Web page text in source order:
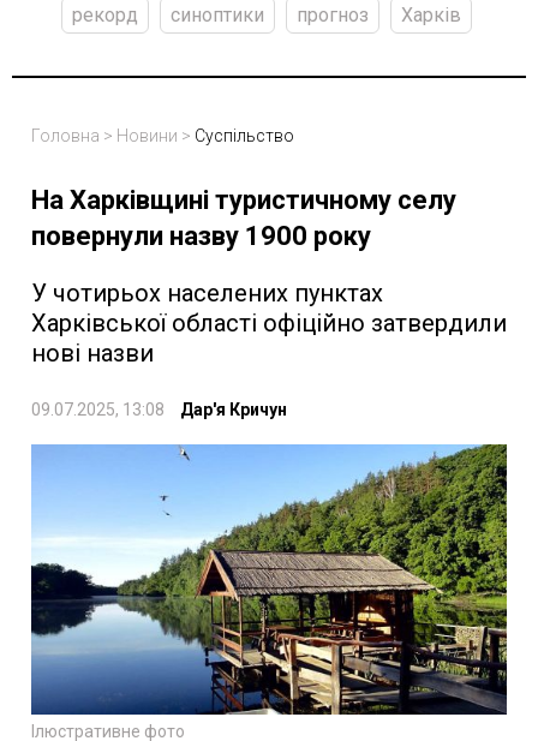
рекорд
синоптики прогноз Харків
Головна > Новини > Суспільство
На Харківщині туристичному селу
повернули назву 1900 року
У чотирьох населених пунктах
Харківської області офіційно затвердили
нові назви
09.07.2025, 13:08 Дар'я Кричун
Ілюстративне фото